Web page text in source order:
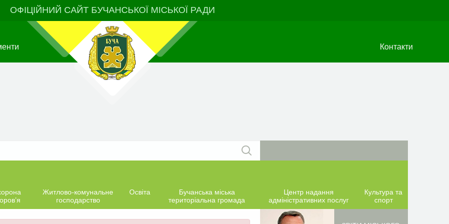
ОФІЦІЙНИЙ САЙТ БУЧАНСЬКОЇ МІСЬКОЇ РАДИ
Контакти
Житлово-комунальне
господарство
Освіта
Бучанська міська
територіальна громада
Центр надання
адміністративних послуг
Культура та
спорт